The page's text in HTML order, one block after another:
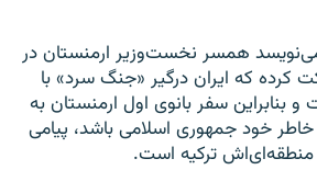
ادامه می‌نویسد همسر نخست‌وزیر ارمنستان در
کرده که ایران درگیر «جنگ سرد» با
بنابراین سفر بانوی اول ارمنستان به
خاطر خود جمهوری اسلامی باشد، پیامی
منطقه‌ای‌اش ترکیه است.